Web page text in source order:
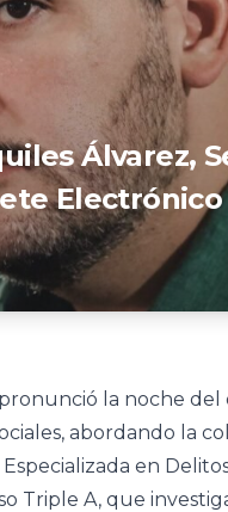
Álvarez,
Electrónico
la noche
abordando la
en
Triple A, que